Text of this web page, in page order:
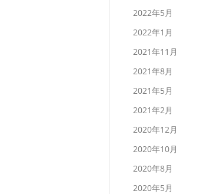
2022年5月
2022年1月
2021年11月
2021年8月
2021年5月
2021年2月
2020年12月
2020年10月
2020年8月
2020年5月